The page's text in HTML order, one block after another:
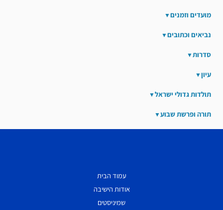
מועדים וזמנים
נביאים וכתובים
סדרות
עיון
תולדות גדולי ישראל
תורה ופרשת שבוע
עמוד הבית
אודות הישיבה
שמיניסטים